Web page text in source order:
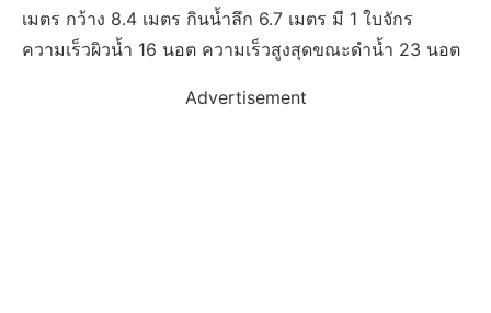
เมตร กว้าง 8.4 เมตร กินน้ำลึก 6.7 เมตร มี 1 ใบจักร
ความเร็วผิวน้ำ 16 นอต ความเร็วสูงสุดขณะดำน้ำ 23 นอต
Advertisement